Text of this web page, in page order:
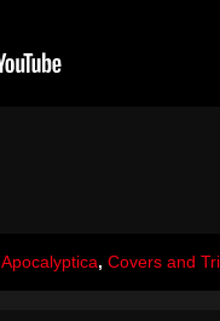
Apocalyptica, Covers and